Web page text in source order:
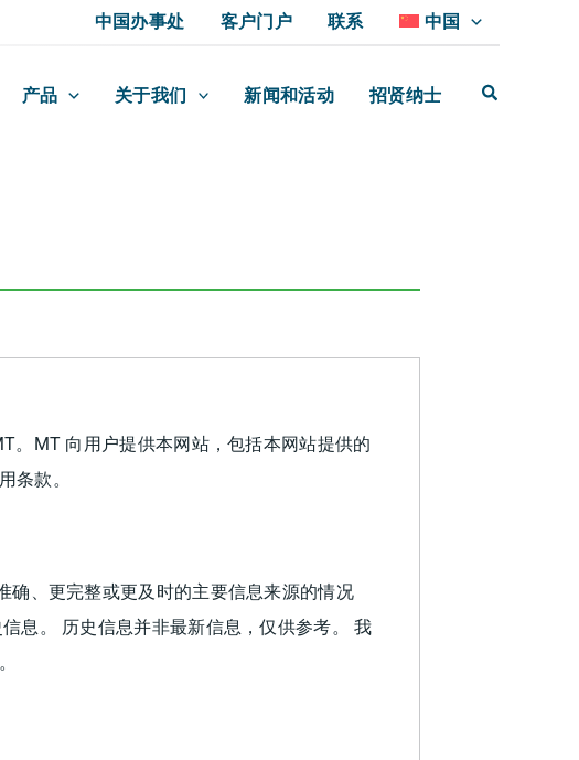
中国办事处 客户门户 联系 中国
产品 关于我们 新闻和活动 招贤纳士
。MT 向用户提供本网站，包括本网站提供的
条款。
确、更完整或更及时的主要信息来源的情况
息。 历史信息并非最新信息，仅供参考。 我